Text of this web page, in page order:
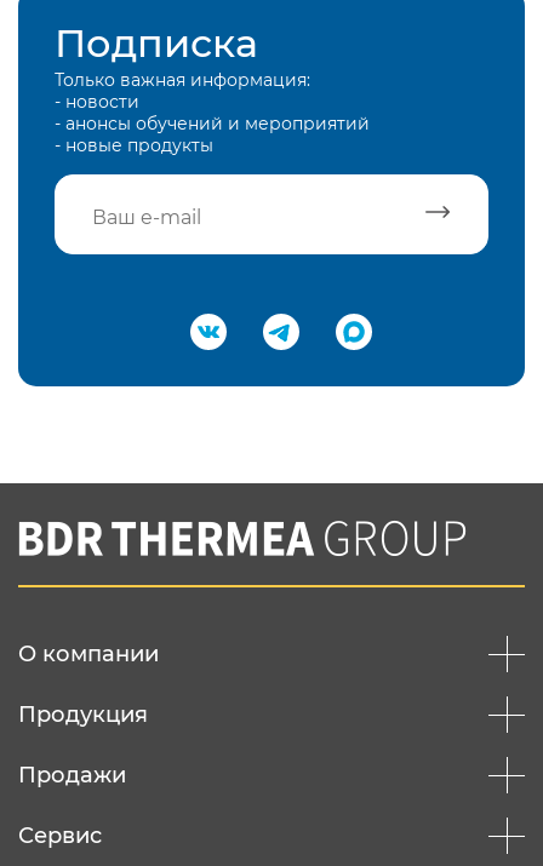
Подписка
Только важная информация:
- новости
- анонсы обучений и мероприятий
- новые продукты
Подтвердить e-mail
Вы соглашаетесь с нашей политикой
конфеденциальности
О компании
Продукция
Продажи
Сервис